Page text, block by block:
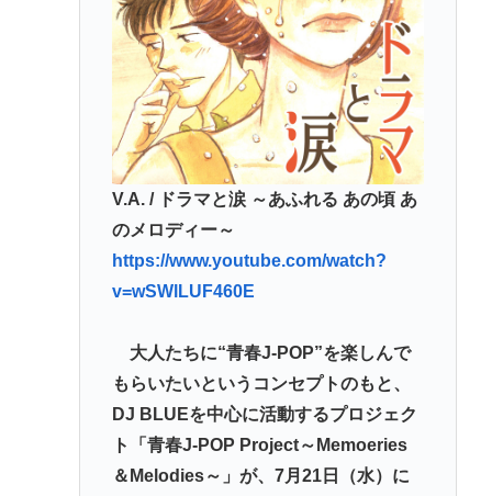
重大インシデント該当せず、ANAと国交省機の接近
で航空機衝突防止装置（TCAS）の警報が作動したト
ラブル、羽田空港沖、全日空に通知
【悲報】高市さん、非核三原則「今後も堅持してい
く」の表現を削除www
中国SNS なぜフランス人はこれほど日本が好きな
のか? 投稿では「中国人も日本が好き」「普通の人
は…」[8/6]
【東京】睡眠時無呼吸症候群診断後に死亡事故=運転
の無職男（34）、独断で治療中断-危険運転致死罪適
Powered by livedoor 相互RSS
V.A. / ドラマと涙 ～あふれる あの頃 あ
のメロディー～
https://www.youtube.com/watch?
v=wSWlLUF460E
大人たちに“青春J-POP”を楽しんで
もらいたいというコンセプトのもと、
DJ BLUEを中心に活動するプロジェク
ト「青春J-POP Project～Memoeries
＆Melodies～」が、7月21日（水）に